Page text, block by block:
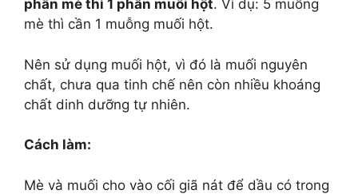
phần mè thì 1 phần muối hột. Ví dụ: 5 muỗng
mè thì cần 1 muỗng muối hột.
Nên sử dụng muối hột, vì đó là muối nguyên
chất, chưa qua tinh chế nên còn nhiều khoáng
chất dinh dưỡng tự nhiên.
Cách làm:
Mè và muối cho vào cối giã nát để dầu có trong